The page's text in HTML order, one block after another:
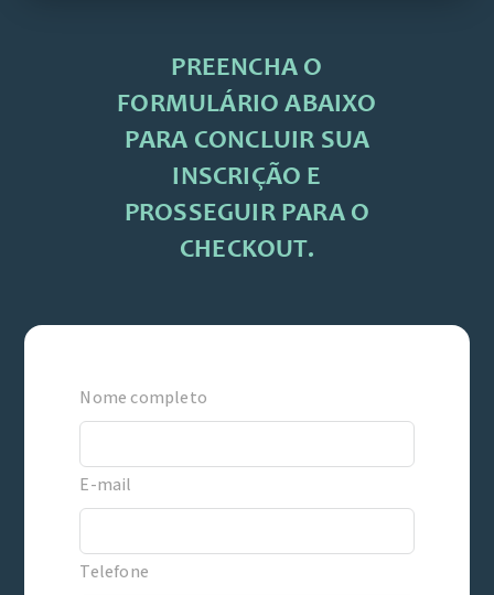
PREENCHA O
FORMULÁRIO ABAIXO
PARA CONCLUIR SUA
INSCRIÇÃO E
PROSSEGUIR PARA O
CHECKOUT.
Nome completo
E-mail
Telefone